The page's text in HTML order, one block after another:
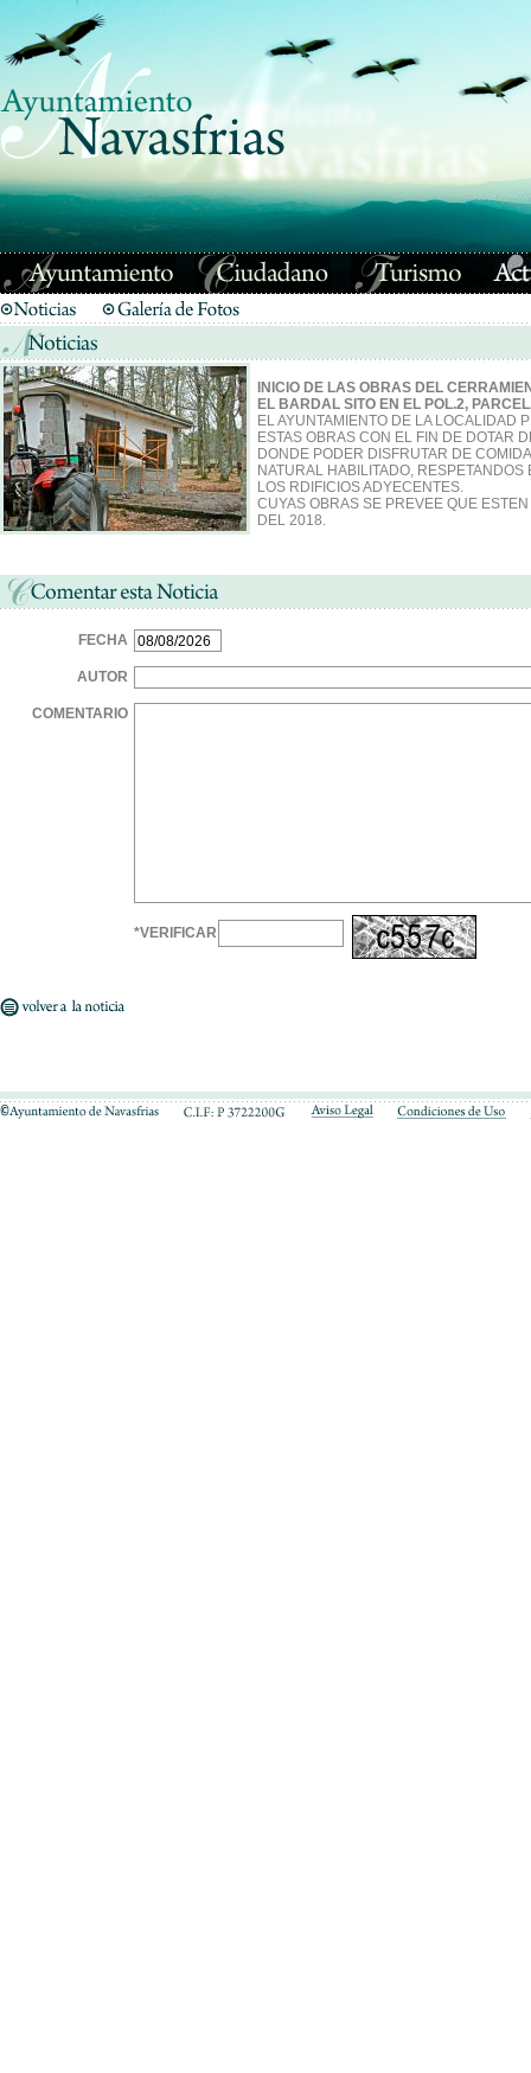
INICIO DE LAS OBRAS DEL
EL BARDAL SITO EN EL POL.2,
EL AYUNTAMIENTO DE LA LOCALIDAD
ESTAS OBRAS CON EL FIN DE DOTAR
DONDE PODER DISFRUTAR DE
NATURAL HABILITADO,
LOS RDIFICIOS ADYECENTES.
CUYAS OBRAS SE PREVEE QUE
DEL 2018.
FECHA
AUTOR
COMENTARIO
*VERIFICAR